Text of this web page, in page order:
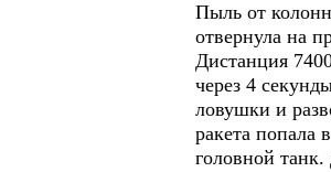
Пыль от
отвернула на
Дистанция
через 4
ловушки и
ракета попала
головной